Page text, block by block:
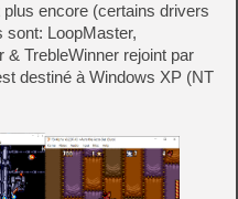
encore (certains drivers
LoopMaster,
TrebleWinner rejoint par
destiné à Windows XP (NT